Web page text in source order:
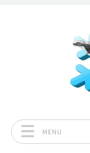
MENU